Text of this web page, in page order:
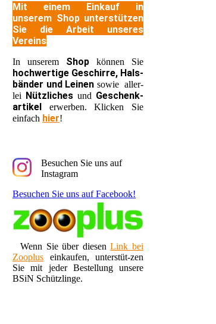
Mit einem Einkauf in
unserem Shop unterstützen
Sie die Arbeit unseres
Vereins
In unserem Shop können Sie
hochwertige Geschirre, Hals-
bänder und Leinen sowie aller-
lei Nützliches und Geschenk-
artikel erwerben. Klicken Sie
einfach hier!
Besuchen Sie uns auf
Instagram
Besuchen Sie uns auf Facebook!
Wenn Sie über diesenLink bei
Zooplus einkaufen, unterstüt-zen
Sie mit jeder Bestellung unsere
BSiN Schützlinge.